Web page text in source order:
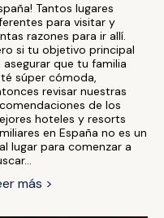
Tantos lugares
para visitar y
razones para ir allí.
si tu objetivo principal
asegurar que tu familia
súper cómoda,
revisar nuestras
de los
hoteles y resorts
en España no es un
lugar para comenzar a
más >